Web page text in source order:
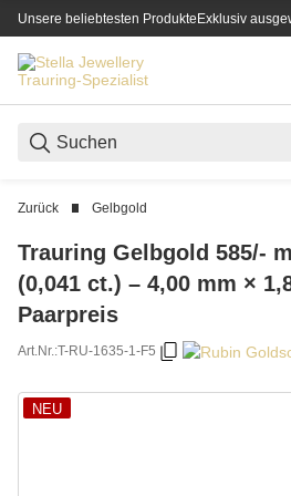
Unsere beliebtesten ProdukteExklusiv
Zurück Gelbgold
Trauring Gelbgold 585/-
(0,041 ct.) – 4,00 mm ×
Paarpreis
Art.Nr.:T-RU-1635-1-F5
NEU